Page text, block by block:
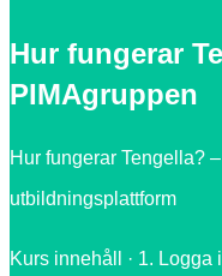
Hur fungerar
PIMAgruppen
Hur fungerar Tengella?
utbildningsplattform
Kurs innehåll · 1. Logga